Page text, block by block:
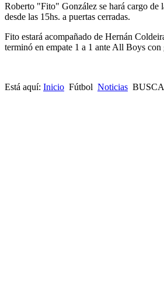
Roberto "Fito" González se hará cargo de
desde las 15hs. a puertas cerradas.
Fito estará acompañado de Hernán
terminó en empate 1 a 1 ante All Boys
Está aquí: Inicio Fútbol Noticias